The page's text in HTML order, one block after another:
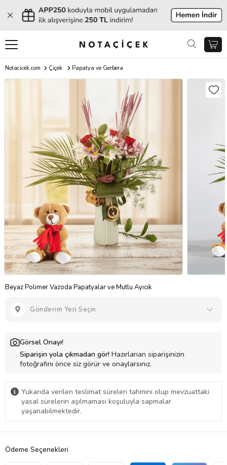
Notacicek.com Çiçek Papatya ve Gerbera
Beyaz Polimer Vazoda Papatyalar ve Mutlu Ayıcık
Gönderim Yeri Seçin
Görsel Onayı!
Siparişin yola çıkmadan gör! Hazırlanan siparişinizin
fotoğrafını önce siz görür ve onaylarsınız.
Yukarıda verilen teslimat süreleri tahmini olup mevzuattaki
yasal sürelerin aşılmaması koşuluyla sapmalar
yaşanabilmektedir.
Ödeme Seçenekleri